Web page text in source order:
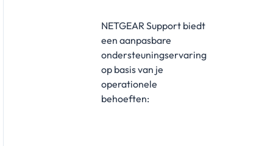
NETGEAR Support biedt
een aanpasbare
ondersteuningservaring
op basis van je
operationele
behoeften: